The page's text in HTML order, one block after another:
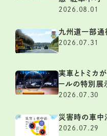
2026.08.01
九州道一部通
2026.07.31
実車とトミカ
ールの特別展
2026.07.30
災害時の車中
2026.07.29